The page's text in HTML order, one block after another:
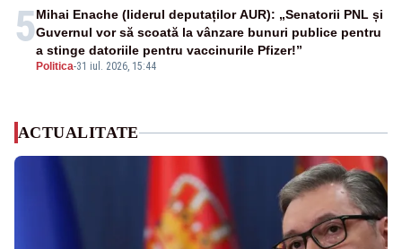
5
Politica-31 iul. 2026, 15:44
Mihai Enache (liderul deputaților AUR): „Senatorii PNL și
Guvernul vor să scoată la vânzare bunuri publice pentru
a stinge datoriile pentru vaccinurile Pfizer!”
ACTUALITATE